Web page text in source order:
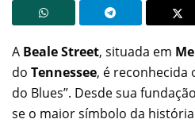
A Beale Street, situada em
do Tennessee, é reconhecida
do Blues”. Desde sua
se o maior símbolo da